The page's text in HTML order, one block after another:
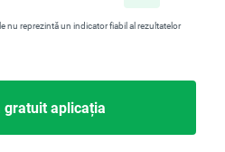
nu reprezintă un indicator fiabil al rezultatelor
gratuit aplicația